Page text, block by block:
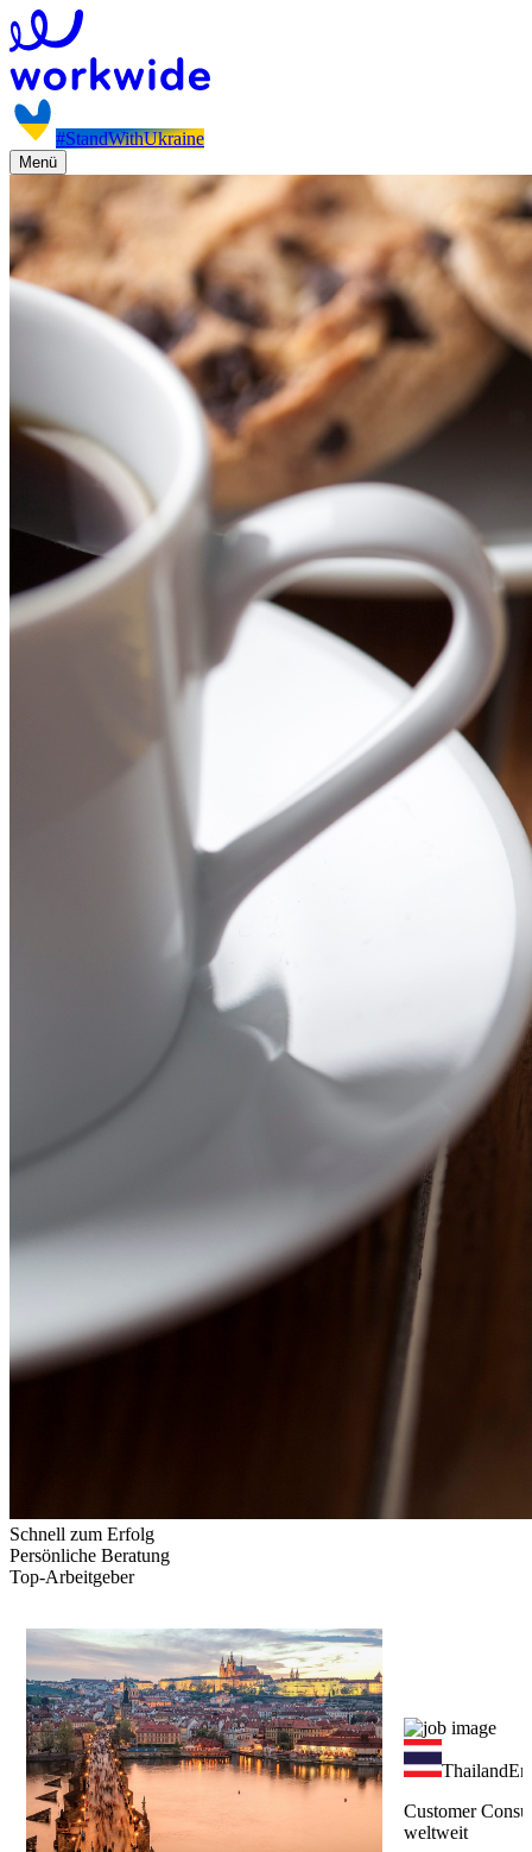
#StandWithUkraine
Menü
Schnell zum Erfolg
Persönliche Beratung
Top-Arbeitgeber
Thailand
Customer
weltweit